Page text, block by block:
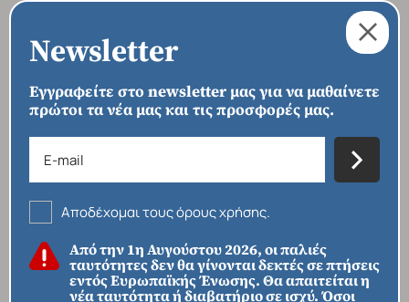
Newsletter
Εγγραφείτε στο newsletter μας για να μαθαίνετε
πρώτοι τα νέα μας και τις προσφορές μας.
Αποδέχομαι τους όρους χρήσης.
Από την 1η Αυγούστου 2026, οι παλιές
ταυτότητες δεν θα γίνονται δεκτές σε πτήσεις
εντός Ευρωπαϊκής Ένωσης. Θα απαιτείται η
νέα ταυτότητα ή διαβατήριο σε ισχύ. Όσοι
ΑΡΧΙΚΗ › ΠΡΟΟΡΙΣΜΟΙ › ΕΥΡΏΠΗ › ΙΤΑΛΊΑ
Κοσμοπολίτικη Νίκαια -
Γαλλοιταλική Ριβιέρα